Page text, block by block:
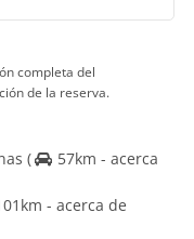
completa del
de la reserva.
(
57km - acerca
- acerca de